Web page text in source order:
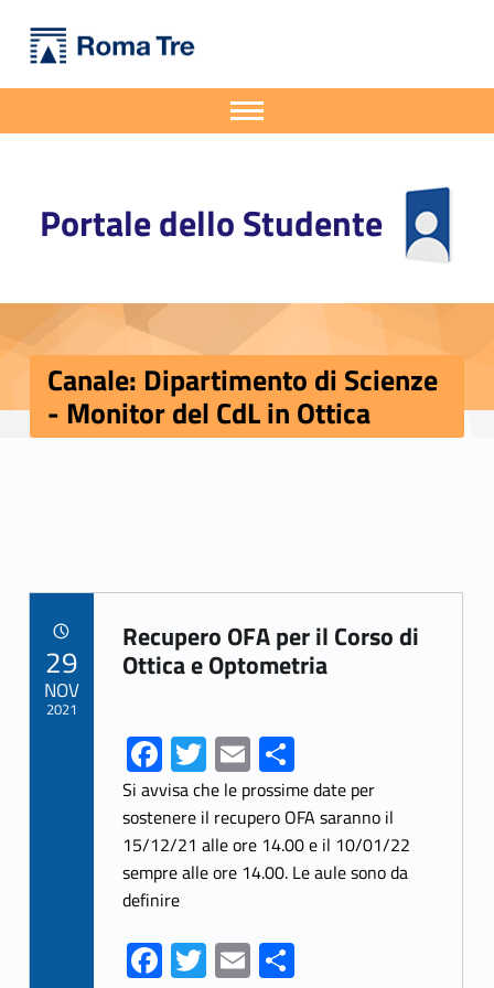
Canale: Dipartimento di Scienze - Monitor del CdL in Ottica - Portale dello Studente
Portale dello Studente
Apri il menu secondario
Header info sidebar
Canale: Dipartimento di Scienze
- Monitor del CdL in Ottica
Link identifier archive #link-archive-13510
Recupero OFA per il Corso di
Ottica e Optometria
Fa
ce
b
o
o
k
T
w
itt
er
E
m
ai
l
S
h
ar
e
Si avvisa che le prossime date per
sostenere il recupero OFA saranno il
15/12/21 alle ore 14.00 e il 10/01/22
sempre alle ore 14.00. Le aule sono da
definire
FaT E S
29
NOV
2021